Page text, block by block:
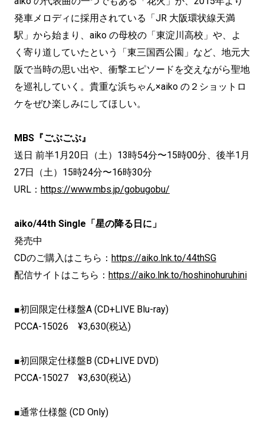
発車メロディに採用されている「JR 大阪環状線天満
駅」から始まり、aiko の母校の「東淀川高校」や、よ
く寄り道していたという「東三国西公園」など、地元大
阪で当時の思い出や、衝撃エピソードを交えながら聖地
を巡礼していく。貴重な浜ちゃん×aiko の２ショットロ
ケをぜひ楽しみにしてほしい。
MBS『ごぶごぶ』
送日 前半1月20日（土）13時54分〜15時00分、後半1月
27日（土）15時24分〜16時30分
URL： https://www.mbs.jp/gobugobu/
aiko/44th Single「星の降る日に」
発売中
CDのご購入はこちら： https://aiko.lnk.to/44thSG
配信サイトはこちら： https://aiko.lnk.to/hoshinohuruhini
■初回限定仕様盤A (CD+LIVE Blu-ray)
PCCA-15026 ¥3,630(税込)
■初回限定仕様盤B (CD+LIVE DVD)
PCCA-15027 ¥3,630(税込)
■通常仕様盤 (CD Only)